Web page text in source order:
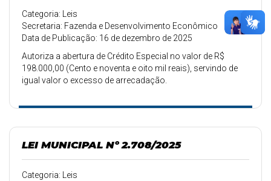
Categoria: Leis
Secretaria: Fazenda e Desenvolvimento Econômico
Data de Publicação: 16 de dezembro de 2025
Autoriza a abertura de Crédito Especial no valor de R$
198.000,00 (Cento e noventa e oito mil reais), servindo de
igual valor o excesso de arrecadação.
LEI MUNICIPAL Nº 2.708/2025
Categoria: Leis